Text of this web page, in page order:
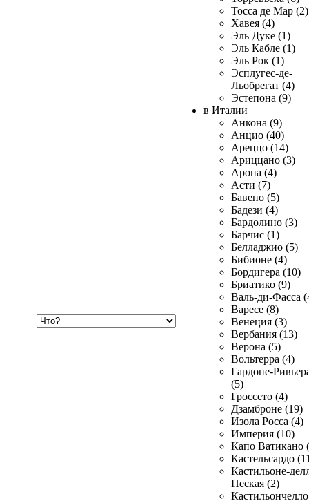
Тосса де Мар (2)
Хавея (4)
Эль Дуке (1)
Эль Кабле (1)
Эль Рок (1)
Эсплугес-де-
Льобрегат (4)
Эстепона (9)
в Италии
Анкона (9)
Анцио (40)
Ареццо (14)
Ариццано (3)
Арона (4)
Асти (7)
Бавено (5)
Бадези (4)
Бардолино (3)
Барчис (1)
Белладжио (5)
Бибионе (4)
Бордигера (10)
Бриатико (9)
Валь-ди-Фасса
Варесе (8)
Венеция (3)
Вербания (13)
Верона (5)
Вольтерра (4)
Гардоне-
(5)
Гроссето (4)
Дзамброне (19)
Изола Росса (4)
Империя (10)
Капо Ватикано
Кастельсардо
Кастильоне-
Пеская (2)